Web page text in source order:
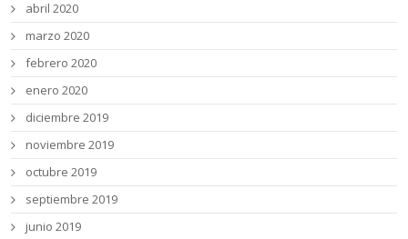
abril 2020
marzo 2020
febrero 2020
enero 2020
diciembre 2019
noviembre 2019
octubre 2019
septiembre 2019
junio 2019